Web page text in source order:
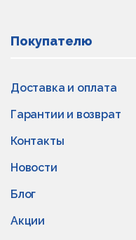
Покупателю
Доставка и оплата
Гарантии и возврат
Контакты
Новости
Блог
Акции